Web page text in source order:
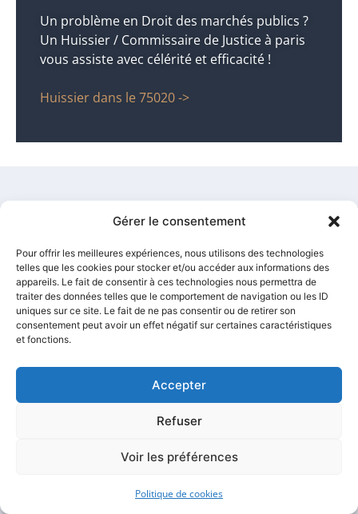
Gérer le consentement
Pour offrir les meilleures expériences, nous utilisons des technologies
telles que les cookies pour stocker et/ou accéder aux informations des
appareils. Le fait de consentir à ces technologies nous permettra de
traiter des données telles que le comportement de navigation ou les ID
uniques sur ce site. Le fait de ne pas consentir ou de retirer son
consentement peut avoir un effet négatif sur certaines caractéristiques
et fonctions.
Accepter
Refuser
Voir les préférences
Politique de cookies
Un problème en Droit des marchés publics ?
Un Huissier / Commissaire de Justice à paris
vous assiste avec célérité et efficacité !
Huissier dans le 75020 ->
Pourquoi faire appel à
Atlas Justice pour vos
constats vidéo à Paris
20e ?
Une expertise locale et
adaptée
des spécificités du 20ème arrondissement et de ses